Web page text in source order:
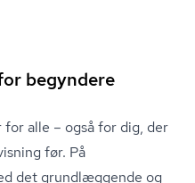
begyndere
for alle – også for dig, der
før. På
det grundlæggende og